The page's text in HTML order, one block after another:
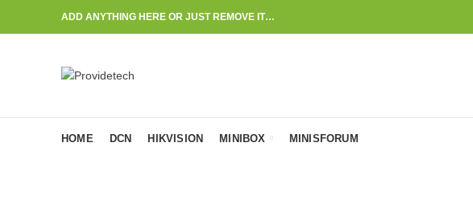
ADD ANYTHING HERE OR JUST REMOVE IT…
HOME DCN HIKVISION MINIBOX MINISFORUM